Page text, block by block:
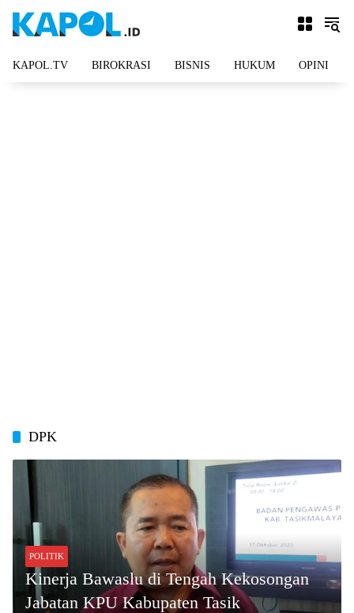
KAPOL.TV BIROKRASI BISNIS HUKUM OPINI
DPK
POLITIK
Kinerja Bawaslu di Tengah Kekosongan
Jabatan KPU Kabupaten Tasik